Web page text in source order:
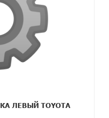
ЛЕВЫЙ TOYOTA